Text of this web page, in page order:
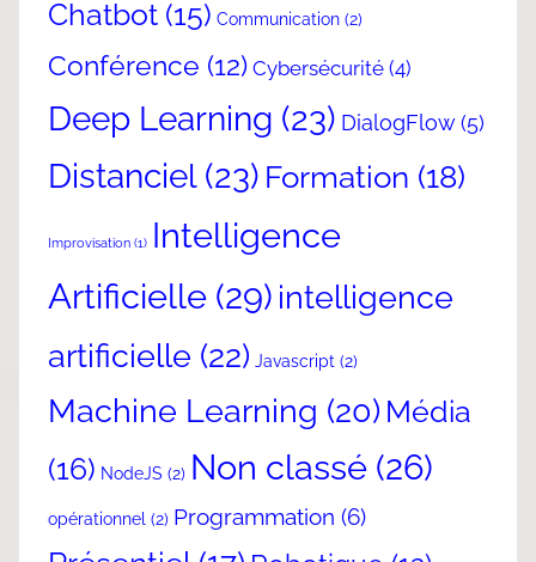
Chatbot (15) Communication (2)
Conférence (12) Cybersécurité (4)
Deep Learning (23) DialogFlow(5)
Distanciel(23) Formation (18)
Improvisation (1) Intelligence
Artificielle (29) intelligence
artificielle (22) Javascript (2)
Machine Learning (20) Média
(16) NodeJS (2) Non classé (26)
opérationnel (2) Programmation (6)